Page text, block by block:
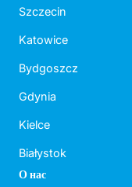
Szczecin
Katowice
Bydgoszcz
Gdynia
Kielce
Białystok
О нас